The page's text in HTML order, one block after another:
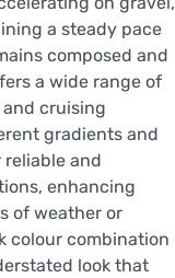
a steady pace
composed and
a wide range of
cruising
gradients and
and
enhancing
of weather or
colour combination
look that